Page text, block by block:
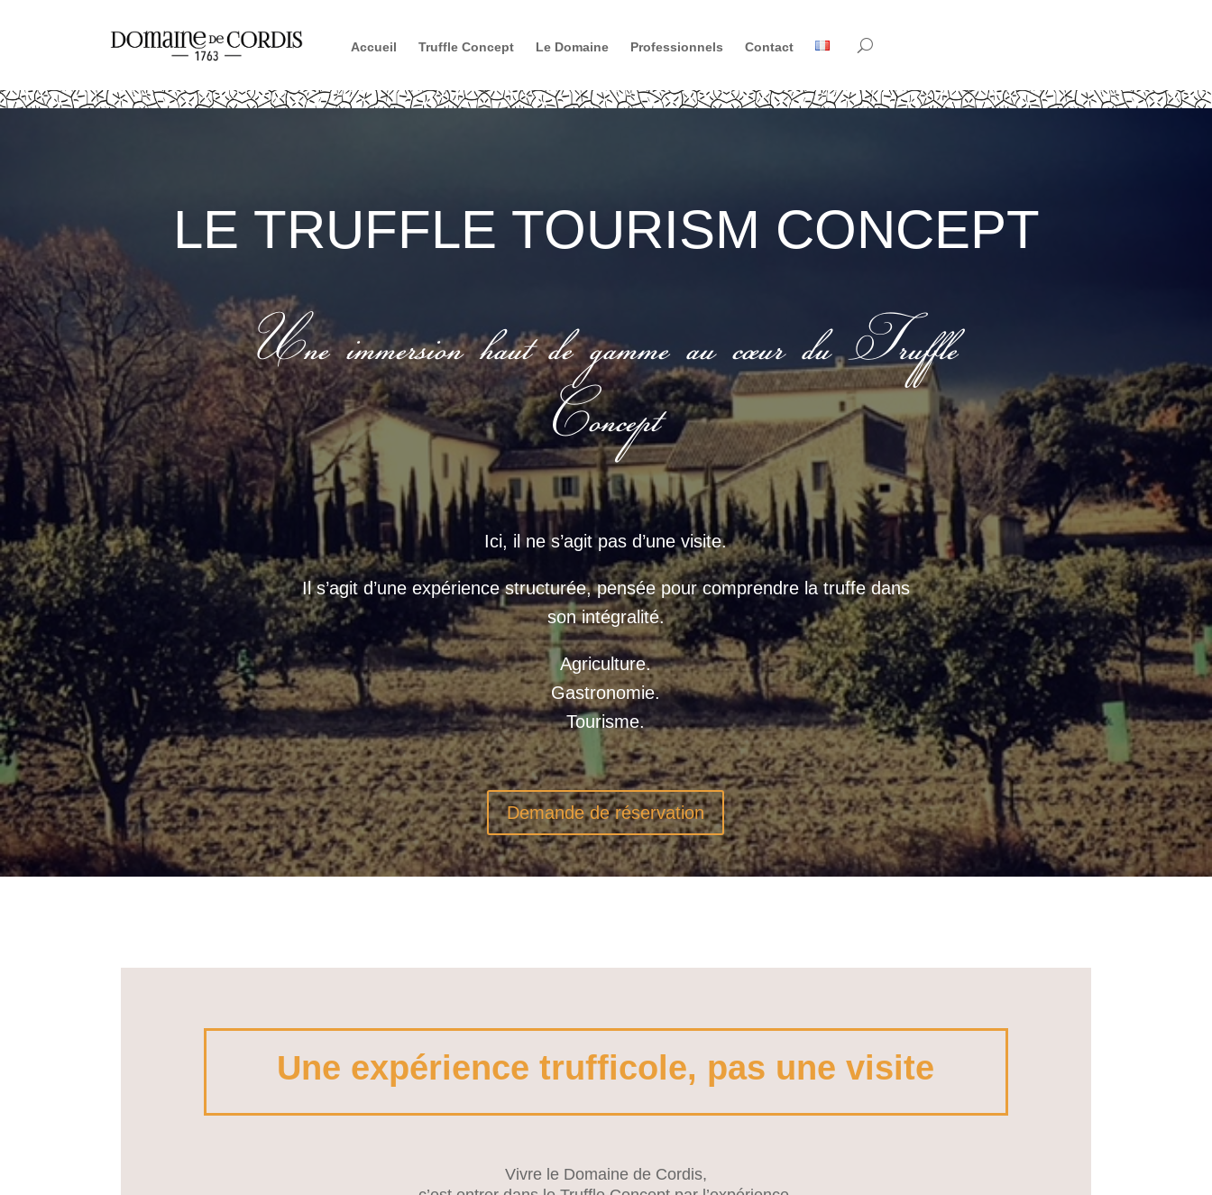
Accueil Truffle Concept Le Domaine Professionnels Contact
LE TRUFFLE TOURISM CONCEPT
Une immersion haut de gamme au cœur du Truffle
Concept
Ici, il ne s’agit pas d’une visite.
Il s’agit d’une expérience structurée, pensée pour comprendre la truffe dans
son intégralité.
Agriculture.
Gastronomie.
Tourisme.
Demande de réservation
Une expérience trufficole, pas une visite
Vivre le Domaine de Cordis,